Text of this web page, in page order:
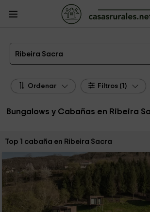
Casas Rurales
Cabañas Ribeira Sacra
Bungalow y Cabaña en Ribeira Sacra
Ribeira Sacra
Ordenar Filtros (1)
Bungalows y Cabañas en Ribeira
Ordenar por:
Top 1 cabaña en Ribeira Sacra